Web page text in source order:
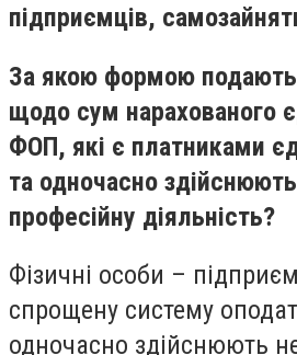
підприємців,
За якою формою подають
щодо сум нарахованого
ФОП, які є платниками
та одночасно
професійну діяльність?
Фізичні особи –
спрощену систему
одночасно здійснюють